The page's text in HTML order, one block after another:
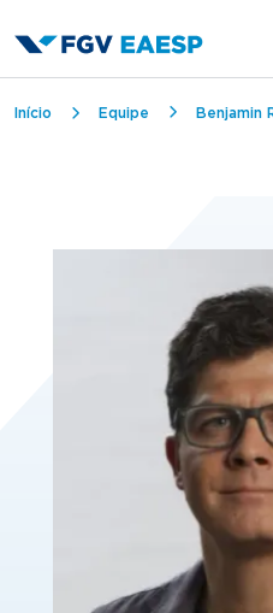
Trilha de
Início Equipe Benjamin